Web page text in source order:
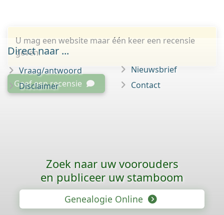
U mag een website maar één keer een recensie
geven.
Geef een recensie
Direct naar ...
Vraag/antwoord
Disclaimer
Nieuwsbrief
Contact
Zoek naar uw voorouders
en publiceer uw stamboom
Genealogie Online